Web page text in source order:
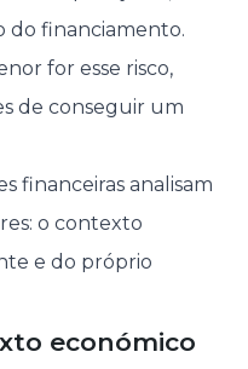
do financiamento.
for esse risco,
de conseguir um
financeiras analisam
o contexto
e do próprio
económico